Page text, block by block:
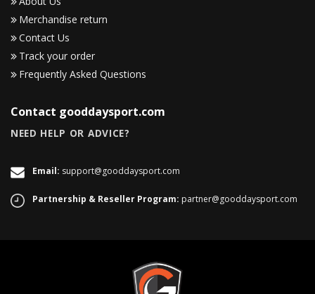
Merchandise return
Contact Us
Track your order
Frequently Asked Questions
Contact gooddaysport.com
NEED HELP OR ADVICE?
Email: support@gooddaysport.com
Partnership & Reseller Program: partner@gooddaysport.com